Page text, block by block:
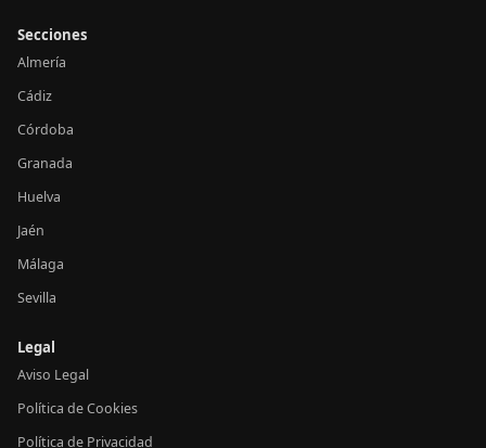
Secciones
Almería
Cádiz
Córdoba
Granada
Huelva
Jaén
Málaga
Sevilla
Legal
Aviso Legal
Política de Cookies
Política de Privacidad